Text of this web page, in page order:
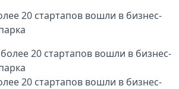
20 стартапов вошли в бизнес-
20 стартапов вошли в бизнес-